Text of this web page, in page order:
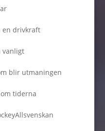
en drivkraft
vanligt
blir utmaningen
tiderna